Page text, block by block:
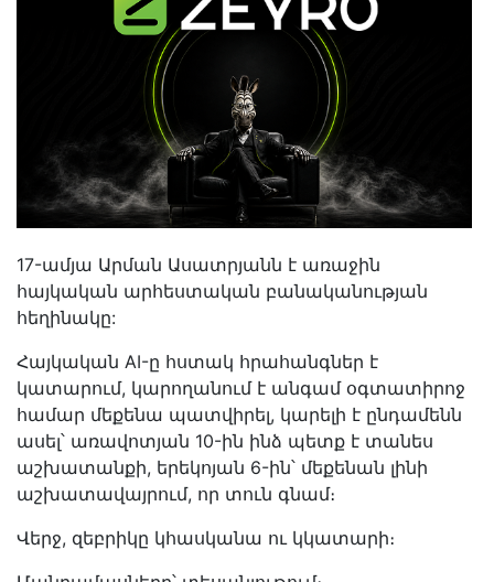
17-ամյա Արման Ասատրյանն է առաջին
հայկական արհեստական բանականության
հեղինակը:
Հայկական AI-ը հստակ հրահանգներ է
կատարում, կարողանում է անգամ օգտատիրոջ
համար մեքենա պատվիրել, կարելի է ընդամենն
ասել՝ առավոտյան 10-ին ինձ պետք է տանես
աշխատանքի, երեկոյան 6-ին՝ մեքենան լինի
աշխատավայրում, որ տուն գնամ։
Վերջ, զեբրիկը կհասկանա ու կկատարի։